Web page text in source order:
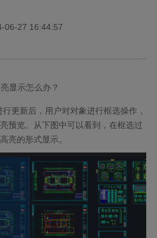
06-27 16:44:57
显示怎么办？
行更新后，用户对对象进行框选操作，
预览。从下图中可以看到，在框选过
亮的形式显示。